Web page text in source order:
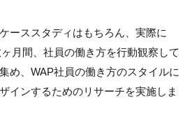
ーススタディはもちろん、実際に
月間、社員の働き方を行動観察して
め、WAP社員の働き方のスタイルに
インするためのリサーチを実施しま